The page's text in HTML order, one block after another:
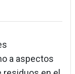
a aspectos